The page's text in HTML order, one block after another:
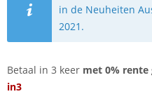
in de Neuheiten
2021.
Betaal in 3 keer met 0% rente
in3